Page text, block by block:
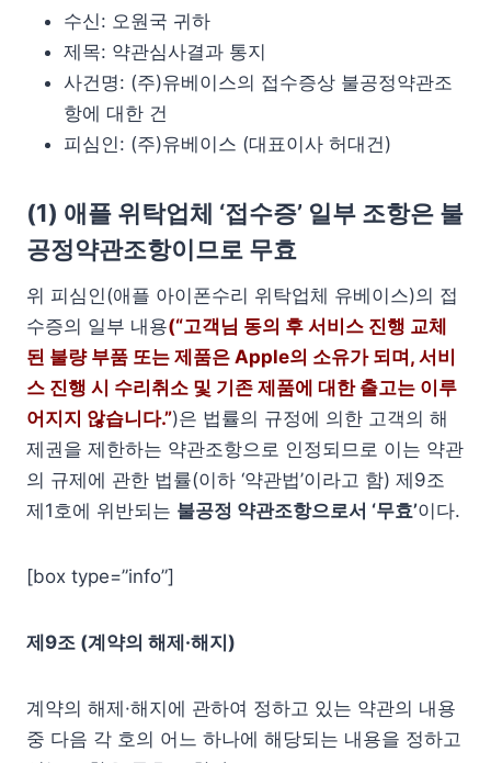
수신: 오원국 귀하
제목: 약관심사결과 통지
사건명: (주)유베이스의 접수증상 불공정약관조
항에 대한 건
피심인: (주)유베이스 (대표이사 허대건)
(1) 애플 위탁업체 ‘접수증’ 일부 조항은 불
공정약관조항이므로 무효
위 피심인(애플 아이폰수리 위탁업체 유베이스)의 접
수증의 일부 내용(“고객님 동의 후 서비스 진행 교체
된 불량 부품 또는 제품은 Apple의 소유가 되며, 서비
스 진행 시 수리취소 및 기존 제품에 대한 출고는 이루
어지지 않습니다.”)은 법률의 규정에 의한 고객의 해
제권을 제한하는 약관조항으로 인정되므로 이는 약관
의 규제에 관한 법률(이하 ‘약관법’이라고 함) 제9조
제1호에 위반되는 불공정 약관조항으로서 ‘무효’이다.
[box type=”info”]
제9조 (계약의 해제·해지)
계약의 해제·해지에 관하여 정하고 있는 약관의 내용
중 다음 각 호의 어느 하나에 해당되는 내용을 정하고